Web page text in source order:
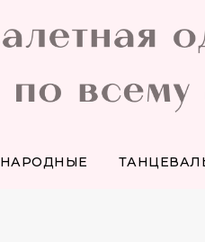
НАРОДНЫЕ